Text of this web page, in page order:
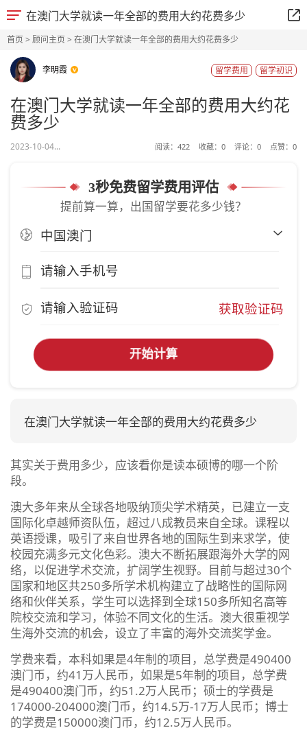
在澳门大学就读一年全部的费用大约花费多少
首页> 顾问主页> 在澳门大学就读一年全部的费用大约花费多少
李明霞 留学初识
留学费用
在澳门大学就读一年全部的费用大约花
费多少
2023-10-04... 阅读： 422 收藏： 0 评论： 0 点赞： 0
3秒免费留学费用评估
提前算一算，出国留学要花多少钱？
获取验证码
开始计算
在澳门大学就读一年全部的费用大约花费多少
其实关于费用多少，应该看你是读本硕博的哪一个阶
段。
澳大多年来从全球各地吸纳顶尖学术精英，已建立一支
国际化卓越师资队伍，超过八成教员来自全球。课程以
英语授课，吸引了来自世界各地的国际生到来求学，使
校园充满多元文化色彩。澳大不断拓展跟海外大学的网
络，以促进学术交流，扩阔学生视野。目前与超过30个
国家和地区共250多所学术机构建立了战略性的国际网
络和伙伴关系，学生可以选择到全球150多所知名高等
院校交流和学习，体验不同文化的生活。澳大很重视学
生海外交流的机会，设立了丰富的海外交流奖学金。
学费来看，本科如果是4年制的项目，总学费是490400
澳门币，约41万人民币，如果是5年制的项目，总学费
是490400澳门币，约51.2万人民币；硕士的学费是
174000-204000澳门币，约14.5万-17万人民币；博士
的学费是150000澳门币，约12.5万人民币。